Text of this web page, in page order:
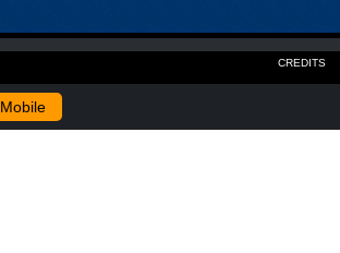
CREDITS
Mobile